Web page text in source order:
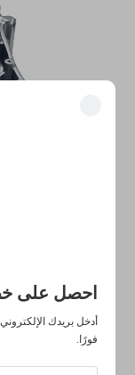
احصل على
أدخل بريدك
فورًا.